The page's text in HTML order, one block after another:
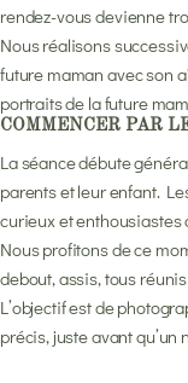
rendez-vous devienne
Nous réalisons
future maman avec son
portraits de la future
COMMENCER PAR
La séance débute
parents et leur enfant.
curieux et enthousiastes
Nous profitons de ce
debout, assis, tous
L’objectif est de
précis, juste avant qu’un